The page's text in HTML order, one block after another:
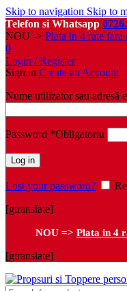
Skip to navigation Skip to
Telefon si Whatsapp
NOU -> Plata in 4 rate
0
Login / Register
Sign in Create an Account
Nume utilizator sau adresă
Password *Obligatoriu
Log in
Lost your password?
[gtranslate]
NOU => Plata in 4
[gtranslate]